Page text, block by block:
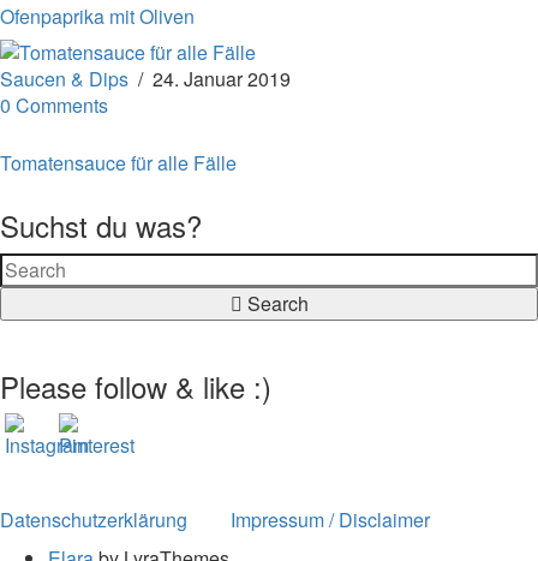
Ofenpaprika mit Oliven
Saucen & Dips / 24. Januar 2019
0 Comments
Tomatensauce für alle Fälle
Suchst du was?
Search
Please follow & like :)
Datenschutzerklärung
Impressum / Disclaimer